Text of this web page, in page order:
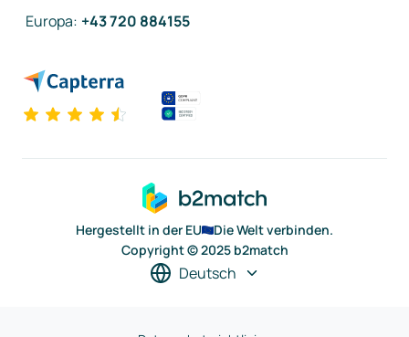
Europa: +43 720 884155
Hergestellt in der EU
Die Welt verbinden.
Copyright © 2025 b2match
Deutsch